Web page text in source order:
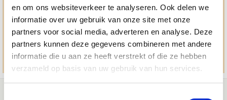
en om ons websiteverkeer te analyseren. Ook delen we
informatie over uw gebruik van onze site met onze
partners voor social media, adverteren en analyse. Deze
partners kunnen deze gegevens combineren met andere
informatie die u aan ze heeft verstrekt of die ze hebben
verzameld op basis van uw gebruik van hun services.
advies@paardendrogist.nl
Whatsapp met ons
06-2195 98 69
Stuur ons een bericht